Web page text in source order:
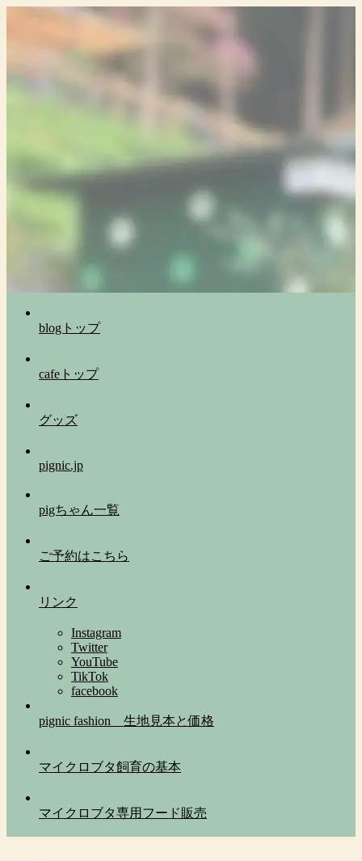
blogトップ
cafeトップ
グッズ
pignic.jp
pigちゃん一覧
ご予約はこちら
リンク
Instagram
Twitter
YouTube
TikTok
facebook
pignic fashion 生地見本と価格
マイクロブタ飼育の基本
マイクロブタ専用フード販売